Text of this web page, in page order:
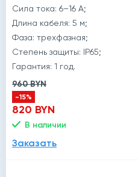
Сила тока: 6–16 А;
Длина кабеля: 5 м;
Фаза: трехфазная;
Степень защиты: IP65;
Гарантия: 1 год.
960 BYN
-15%
820 BYN
В наличии
Заказать